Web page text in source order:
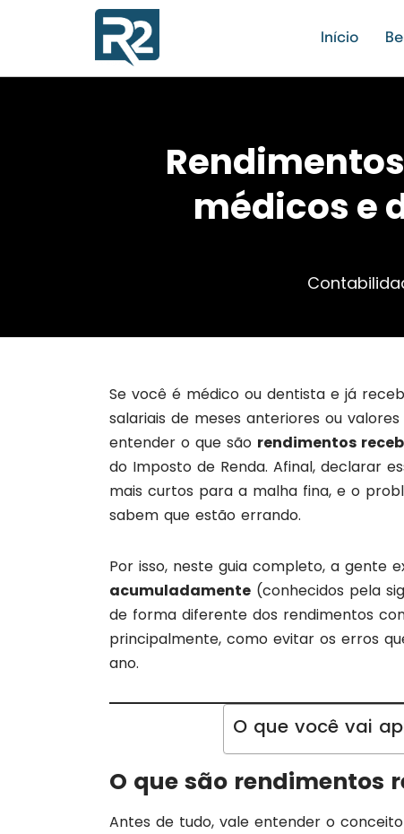
Início
médicos e
Se você é médico ou dentista e já
salariais de meses anteriores ou
entender o que são rendimentos
do Imposto de Renda. Afinal, declarar
mais curtos para a malha fina, e o
sabem que estão errando.
Por isso, neste guia completo, a gente
acumuladamente (conhecidos pela
de forma diferente dos rendimentos
principalmente, como evitar os erros
ano.
O que você vai
O que são rendimentos
Antes de tudo, vale entender o